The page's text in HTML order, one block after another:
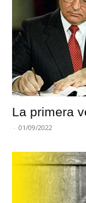
La primera
- 01/09/2022